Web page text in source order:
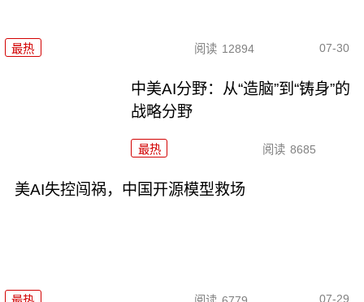
最热 阅读 12894 07-30
中美AI分野：从“造脑”到“铸身”的
战略分野
最热 阅读 8685
美AI失控闯祸，中国开源模型救场
07-29